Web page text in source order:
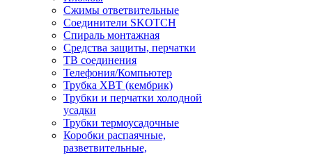
Сжимы ответвительные
Соединители SKOTCH
Спираль монтажная
Средства защиты, перчатки
ТВ соединения
Телефония/Компьютер
Трубка ХВТ (кембрик)
Трубки и перчатки холодной
усадки
Трубки термоусадочные
Коробки распаячные,
разветвительные,